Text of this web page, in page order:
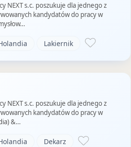
NEXT s.c. poszukuje dla jednego z
kandydatów do pracy w
Lakiernik
NEXT s.c. poszukuje dla jednego z
kandydatów do pracy w
&…
Dekarz